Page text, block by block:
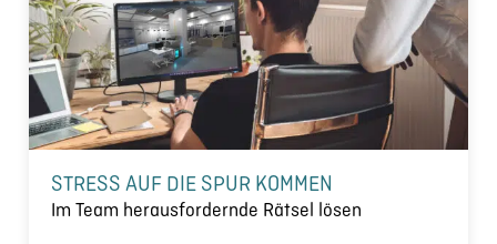
STRESS AUF DIE SPUR KOMMEN
Im Team herausfordernde Rätsel lösen